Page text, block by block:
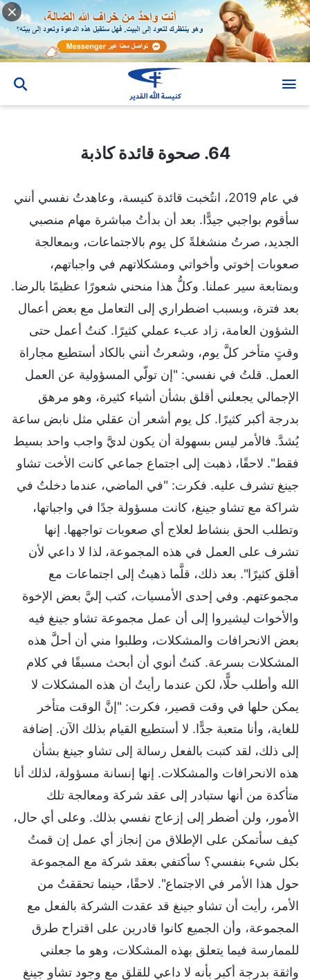
64. صحوة قائدة كاذبة
في عام 2019، انتُخبت قائدة كنيسة، وعاهدتُ نفسي أنني
سأقوم بواجبي جيدًّا. بعد أن بدأتُ مباشرة مهام منصبي
الجديد، صرتُ منشغلةً كل يوم بالاجتماعات، وبمعالجة
صعوبات إخوتي وأخواتي ومشكلاتهم في واجباتهم،
وبمتابعة سير عملنا. وكلُّ هذا منحني شعورًا عظيمًا بالرضا.
بعد فترة، وبسبب اضطراري إلى التعامل مع بعض أعمال
الشؤون العامة، زاد عبء عملي كثيرًا. كنتُ أعمل حتى
وقتٍ متأخر كلَّ يوم، وشعرتُ أنني بالكاد أستطيع مجاراة
العمل. قلتُ في نفسي: "إن تولّي المسؤولية عن العمل
الإجمالي يجعلني أقلق بشأن أشياء كثيرة، وهو مرهق
بدرجة أكبر كثيرًا. كل يوم أشعر أن عقلي مثل نابض ساعة
يُشدَّ. فالأمر ليس بسهولة أن يكون لديَّ واجب واحد بسيط
فقط". لاحقًا، ذهبت إلى اجتماع جماعي كانت الأخت تشاو
جينغ تشرف عليه. فكرت: "في الماضي، عندما دخلتُ في
شراكة مع تشاو جينغ، كانت مسؤولة جدًا في واجباتها،
وتطلب الحق بنشاط لعلاج أي صعوبات تواجهها. إنها
تشرف على العمل في هذه المجموعة، لذا لا داعي لأن
أقلق كثيرًا". بعد ذلك، قلَّما ذهبتُ إلى اجتماعات مع
مجموعتهم. وفي إحدى الأمسيات، كتب إليَّ بعض الإخوة
والأخوات ليشيروا إلى أن عمل مجموعة تشاو جينغ فيه
بعض الانحرافات والمشكلات، وطلبوا مني أن أحلَّ هذه
المشكلات بسرعة. كنتُ أنوي أن أبحث مسبقًا في كلام
الله وأطلب حلًّا، لكن عندما رأيتُ أن هذه المشكلات لا
يمكن حلها في وقت قصير، فكرت: "إنَّ الوقت متأخر
للغاية، وأنا متعبة جدًّا. لا أستطيع القيام بذلك الآن. إضافة
إلى ذلك، لقد كتبت بالفعل رسالة إلى تشاو جينغ بشأن
هذه الانحرافات والمشكلات. إنها إنسانة مسؤولة، لذلك أنا
متأكدة من أنها ستبادر إلى عقد شركة ومعالجة تلك
الأمور، ولن أضطر إلى إزعاج نفسي بذلك. وعلى أي حال،
كيف سأتمكن على الإطلاق من إنجاز أي عمل إن قمتُ
بكل شيء بنفسي؟ سأكتفي بعقد شركة مع المجموعة
حول هذا الأمر في الاجتماع". لاحقًا، حينما تحققتُ من
الأمر، رأيت أن تشاو جينغ قد عقدت الشركة بالفعل مع
المجموعة، وأن الجميع كانوا قادرين على اقتراح طرق
للممارسة فيما يتعلق بهذه المشكلات، وهو ما جعلني
واثقة بدرجة أكبر بأنه لا داعي للقلق مع وجود تشاو جينغ